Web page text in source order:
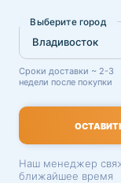
Выберите город
Сроки доставки ~ 2-3
недели после покупки
Наш менеджер
ближайшее время